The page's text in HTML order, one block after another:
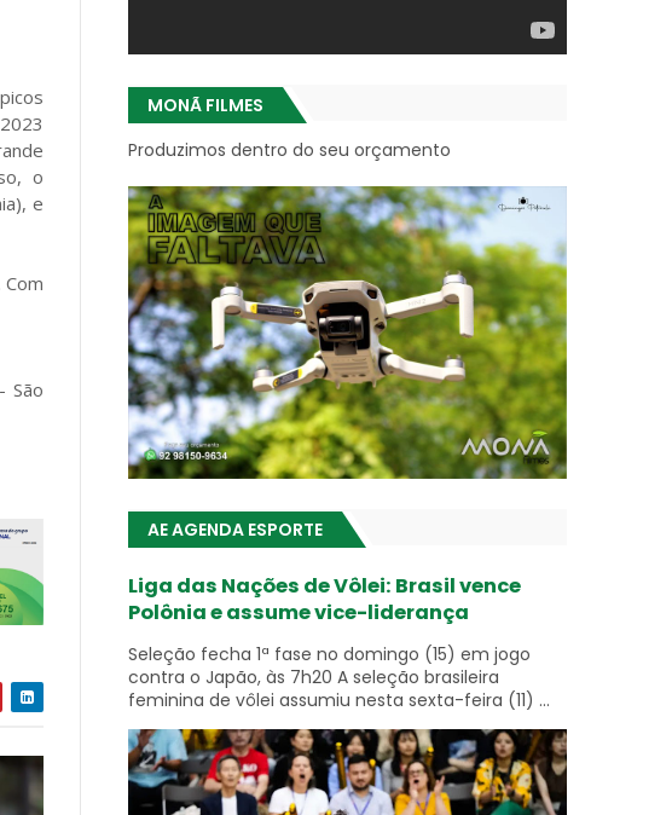
o
e
São
MONÃ FILMES
Produzimos dentro do seu orçamento
AE AGENDA ESPORTE
Liga das Nações de Vôlei: Brasil vence
Polônia e assume vice-liderança
Seleção fecha 1ª fase no domingo (15) em jogo
contra o Japão, às 7h20 A seleção brasileira
feminina de vôlei assumiu nesta sexta-feira (11) ...